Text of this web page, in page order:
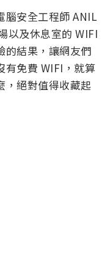
腦安全工程師 ANIL
以及休息室的 WIFI
的結果，讓網友們
有免費 WIFI，就算
，絕對值得收藏起